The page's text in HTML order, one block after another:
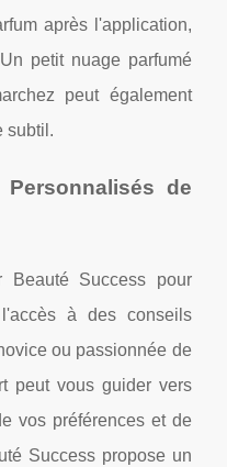
après l'application,
petit nuage parfumé
peut également
subtil.
de
Beauté Success pour
à des conseils
ou passionnée de
peut vous guider vers
vos préférences et de
Success propose un